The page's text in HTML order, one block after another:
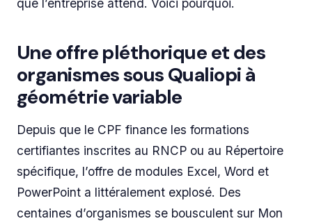
Une offre pléthorique et des
organismes sous Qualiopi à
géométrie variable
Depuis que le CPF finance les formations
certifiantes inscrites au RNCP ou au Répertoire
spécifique, l’offre de modules Excel, Word et
PowerPoint a littéralement explosé. Des
centaines d’organismes se bousculent sur Mon